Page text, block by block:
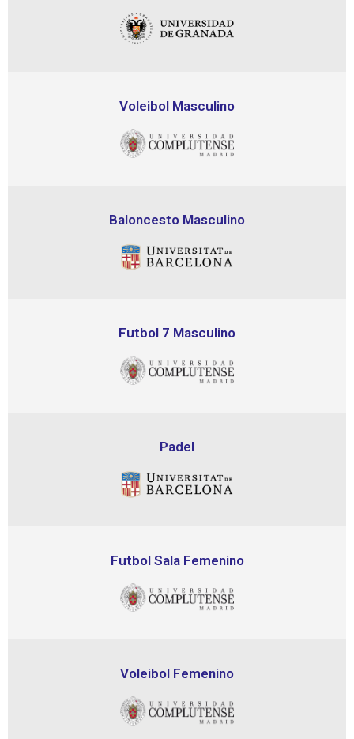
Voleibol Masculino
Baloncesto Masculino
Futbol 7 Masculino
Padel
Futbol Sala Femenino
Voleibol Femenino